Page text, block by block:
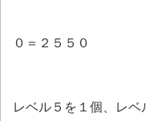
護符（１２
０＝２５５０
合計
レベル５を１個、レベ